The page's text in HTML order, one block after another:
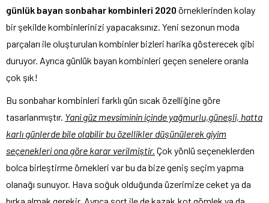
günlük bayan sonbahar kombinleri 2020 örneklerinden kolay
bir şekilde kombinlerinizi yapacaksınız. Yeni sezonun moda
parçaları ile oluşturulan kombinler bizleri harika gösterecek gibi
duruyor. Ayrıca günlük bayan kombinleri geçen senelere oranla
çok şık!
Bu sonbahar kombinleri farklı gün sıcak özelliğine göre
tasarlanmıştır. Yani güz mevsiminin içinde yağmurlu,güneşli, hatta
karlı günlerde bile olabilir bu özellikler düşünülerek giyim
seçenekleri ona göre karar verilmiştir. Çok yönlü seçeneklerden
bolca birleştirme örnekleri var bu da bize geniş seçim yapma
olanağı sunuyor. Hava soğuk olduğunda üzerimize ceket ya da